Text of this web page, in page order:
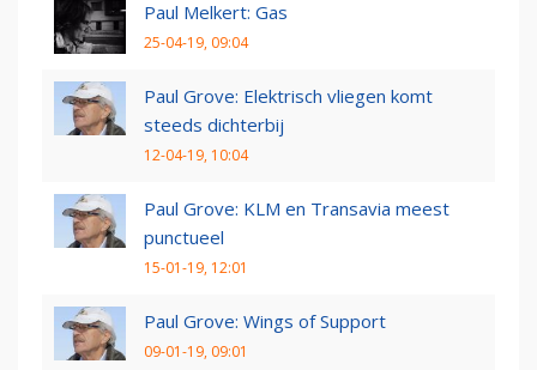
Paul Melkert: Gas
25-04-19, 09:04
Paul Grove: Elektrisch vliegen komt
steeds dichterbij
12-04-19, 10:04
Paul Grove: KLM en Transavia meest
punctueel
15-01-19, 12:01
Paul Grove: Wings of Support
09-01-19, 09:01